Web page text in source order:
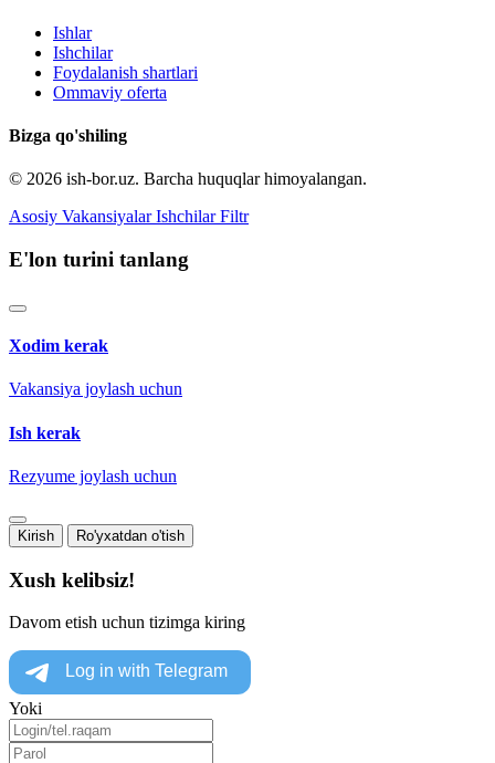
Ishlar
Ishchilar
Foydalanish shartlari
Ommaviy oferta
Bizga qo'shiling
© 2026 ish-bor.uz. Barcha huquqlar himoyalangan.
Asosiy Vakansiyalar Ishchilar Filtr
E'lon turini tanlang
Xodim kerak
Vakansiya joylash uchun
Ish kerak
Rezyume joylash uchun
Kirish Ro'yxatdan o'tish
Xush kelibsiz!
Davom etish uchun tizimga kiring
Yoki